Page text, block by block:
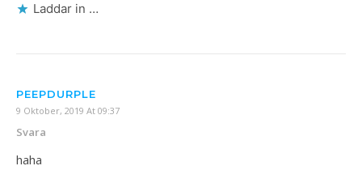
Laddar in …
PEEPDURPLE
9 Oktober, 2019 At 09:37
Svara
haha